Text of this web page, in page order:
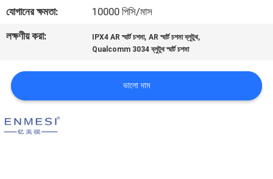
উদ্ধৃতির
আবেদন
SHOPPING
যোগানের ক্ষমতা:
10000 পিসি/মাস
লক্ষণীয় করা:
IPX4 AR স্মার্ট চশমা,AR স্মার্ট চশমা ব্লুটুথ,
Qualcomm 3034 ব্লুটুথ স্মার্ট চশমা
ভালো দাম